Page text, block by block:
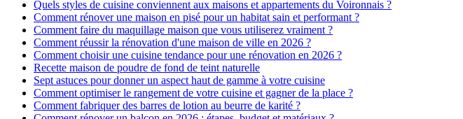
Quels styles de cuisine conviennent aux maisons et appartements du Voironnais ?
Comment rénover une maison en pisé pour un habitat sain et performant ?
Comment faire du maquillage maison que vous utiliserez vraiment ?
Comment réussir la rénovation d'une maison de ville en 2026 ?
Comment choisir une cuisine tendance pour une rénovation en 2026 ?
Recette maison de poudre de fond de teint naturelle
Sept astuces pour donner un aspect haut de gamme à votre cuisine
Comment optimiser le rangement de votre cuisine et gagner de la place ?
Comment fabriquer des barres de lotion au beurre de karité ?